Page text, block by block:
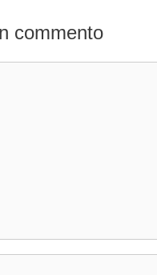
commento